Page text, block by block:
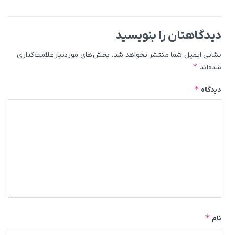
دیدگاهتان را بنویسید
نشانی ایمیل شما منتشر نخواهد شد. بخش‌های موردنیاز علامت‌گذاری
شده‌اند *
دیدگاه *
نام *